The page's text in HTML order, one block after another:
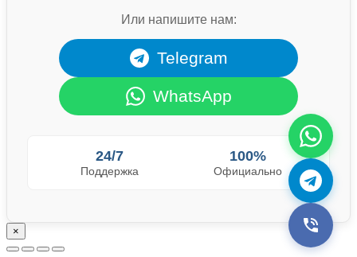
Или напишите нам:
Telegram
WhatsApp
24/7
Поддержка
100%
Официально
×